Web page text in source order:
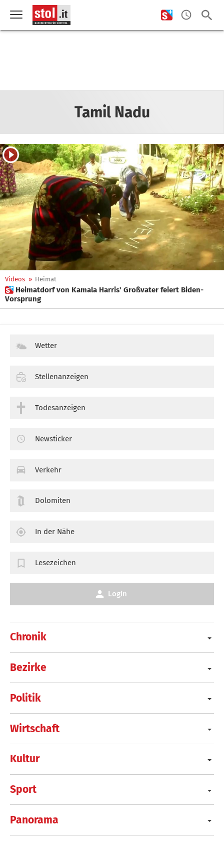
Tamil Nadu
Videos » Heimat
 Heimatdorf von Kamala Harris' Großvater feiert Biden-
Vorsprung
Chronik
Bezirke
Politik
Wirtschaft
Kultur
Sport
Panorama
Wetter
Stellenanzeigen
Todesanzeigen
Newsticker
Verkehr
Dolomiten
In der Nähe
Lesezeichen
Login